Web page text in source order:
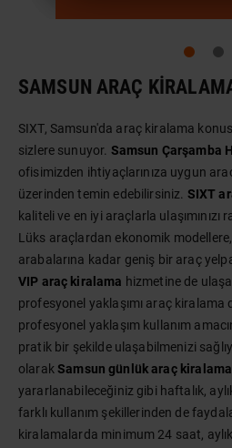
SAMSUN ARAÇ
SIXT, Samsun'da araç kiralama
sizlere sunuyor. Samsun Çarşamba
ofisimizden ihtiyaçlarınıza uygun
üzerinden temin edebilirsiniz. SIXT
kaliteli ve en iyi araçlarla ulaşımınızı
Lüks araçlardan ekonomik
arabalarına kadar geniş bir araç
VIP araç kiralama hizmetine de
profesyonel yaklaşımı araç kiralama
profesyonel yaklaşım kullanım
pratik bir şekilde ulaşabilmenizi
olarakSamsun günlük araç kiralama
yararlanabileceğiniz gibi haftalık,
farklı kullanım şekillerinden de
kiralamalarda minimum 24 saat,